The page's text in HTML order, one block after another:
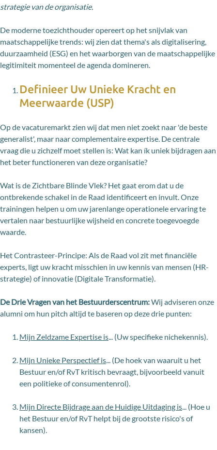
strategie van de organisatie.
De moderne toezichthouder opereert op het snijvlak van
maatschappelijke trends: wij zien dat thema's als digitalisering,
duurzaamheid (ESG) en het waarborgen van de maatschappelijke
legitimiteit momenteel de agenda domineren.
Definieer Uw Unieke Kracht en
Meerwaarde (USP)
Op de vacaturemarkt zien wij dat men niet zoekt naar 'de beste
generalist', maar naar complementaire expertise. De centrale
vraag die u zichzelf moet stellen is: Wat kan ík uniek bijdragen aan
het beter functioneren van deze organisatie?
Wat is de Zichtbare Blinde Vlek? Het gaat erom dat u de
ontbrekende schakel in de Raad identificeert en invult. Onze
trainingen helpen u om uw jarenlange operationele ervaring te
vertalen naar bestuurlijke wijsheid en concrete toegevoegde
waarde.
Het Contrasteer-Principe: Als de Raad vol zit met financiële
experts, ligt uw kracht misschien in uw kennis van mensen (HR-
strategie) of innovatie (Digitale Transformatie).
De Drie Vragen van het Bestuurderscentrum:Wij adviseren onze
alumni om hun pitch altijd te baseren op deze drie punten:
Mijn Zeldzame Expertise is ... (Uw specifieke nichekennis).
Mijn Unieke Perspectief is ... (De hoek van waaruit u het
Bestuur en/of RvT kritisch bevraagt, bijvoorbeeld vanuit
een politieke of consumentenrol).
Mijn Directe Bijdrage aan de Huidige Uitdaging is ... (Hoe u
het Bestuur en/of RvT helpt bij de grootste risico's of
kansen).